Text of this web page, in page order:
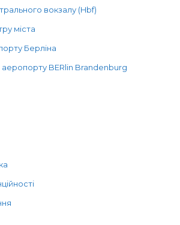
вокзалу (Hbf)
міста
Берліна
BERlin Brandenburg